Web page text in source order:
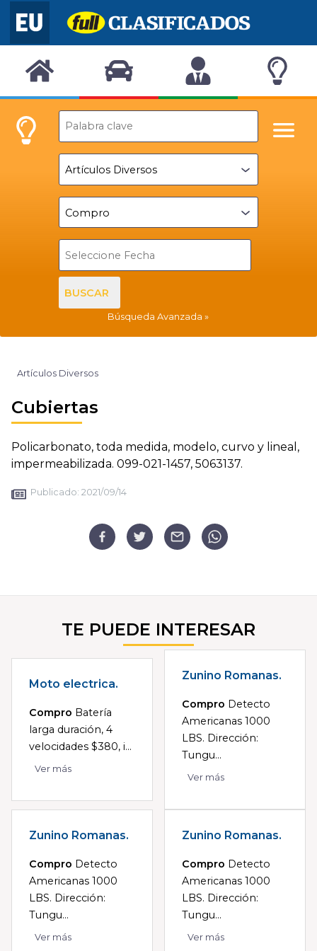
BUSCAR
Búsqueda Avanzada
Artículos Diversos
Cubiertas
Policarbonato, toda medida, modelo, curvo y lineal,
impermeabilizada. 099-021-1457, 5063137.
Publicado: 2021/09/14
TE PUEDE INTERESAR
Moto electrica.
Compro Batería
larga duración, 4
velocidades $380, i...
Ver más
Zunino Romanas.
Compro Detecto
Americanas 1000
LBS. Dirección:
Tungu...
Ver más
Zunino Romanas.
Compro Detecto
Americanas 1000
LBS. Dirección:
Tungu...
Ver más
Zunino Romanas.
Compro Detecto
Americanas 1000
LBS. Dirección:
Tungu...
Ver más